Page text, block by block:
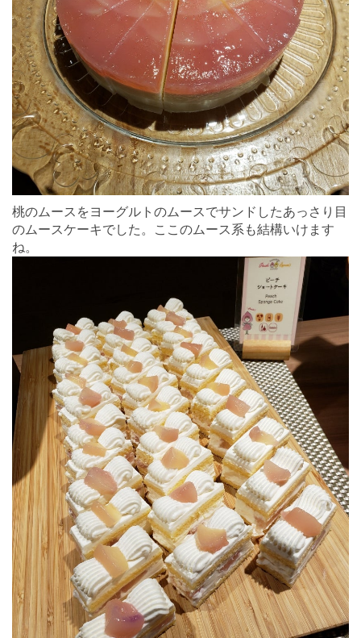
桃のムースをヨーグルトのムースでサンドしたあっさり目
のムースケーキでした。ここのムース系も結構いけます
ね。